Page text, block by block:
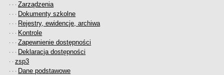
· · ·Zarządzenia
· · · Dokumenty szkolne
· · · Rejestry, ewidencje, archiwa
· · · Kontrole
· · ·Zapewnienie dostępności
· · · Deklaracja dostępności
· ·zsp3
· · · Dane podstawowe